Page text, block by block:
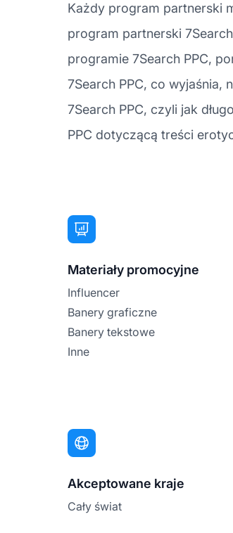
Każdy program partnerski
program partnerski
programie 7Search PPC,
7Search PPC, co
7Search PPC, czyli jak
PPC dotyczącą treści
Materiały promocyjne
Influencer
Banery graficzne
Banery tekstowe
Inne
Akceptowane kraje
Cały świat